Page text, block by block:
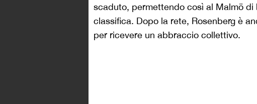
scaduto, permettendo così al Malmö
classifica. Dopo la rete, Rosenberg è
per ricevere un abbraccio collettivo.